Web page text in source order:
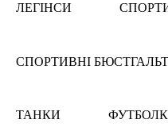
ЛЕГІНСИ
СПОРТИВНІ
ТАНКИ